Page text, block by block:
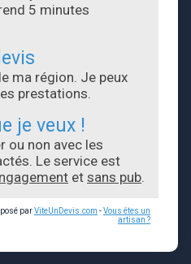
5 minutes
ma région. Je peux
prestations.
je veux !
ou non avec les
Le service est
et sans pub.
parViteUnDevis.com -Vous êtes un
artisan ?